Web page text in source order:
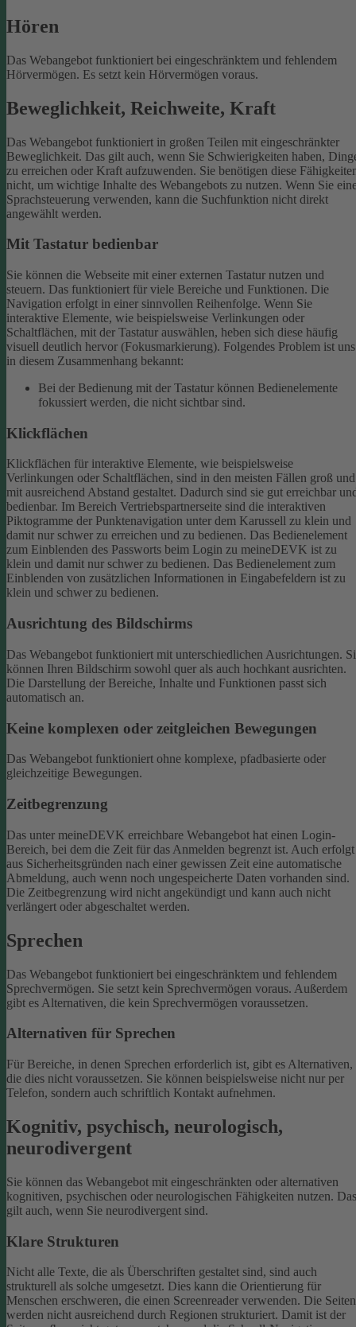
Hören
Das Webangebot funktioniert bei eingeschränktem und fehlendem
Hörvermögen. Es setzt kein Hörvermögen voraus.
Beweglichkeit, Reichweite, Kraft
Das Webangebot funktioniert in großen Teilen mit eingeschränkter
Beweglichkeit. Das gilt auch, wenn Sie Schwierigkeiten haben,
zu erreichen oder Kraft aufzuwenden. Sie benötigen diese
nicht, um wichtige Inhalte des Webangebots zu nutzen. Wenn Sie
Sprachsteuerung verwenden, kann die Suchfunktion nicht direkt
angewählt werden.
Mit Tastatur bedienbar
Sie können die Webseite mit einer externen Tastatur nutzen und
steuern. Das funktioniert für viele Bereiche und Funktionen. Die
Navigation erfolgt in einer sinnvollen Reihenfolge. Wenn Sie
interaktive Elemente, wie beispielsweise Verlinkungen oder
Schaltflächen, mit der Tastatur auswählen, heben sich diese häufig
visuell deutlich hervor (Fokusmarkierung). Folgendes Problem ist uns
in diesem Zusammenhang bekannt:
Bei der Bedienung mit der Tastatur können Bedienelemente
fokussiert werden, die nicht sichtbar sind.
Klickflächen
Klickflächen für interaktive Elemente, wie beispielsweise
Verlinkungen oder Schaltflächen, sind in den meisten Fällen groß und
mit ausreichend Abstand gestaltet. Dadurch sind sie gut erreichbar
bedienbar. Im Bereich Vertriebspartnerseite sind die interaktiven
Piktogramme der Punktenavigation unter dem Karussell zu klein und
damit nur schwer zu erreichen und zu bedienen. Das Bedienelement
zum Einblenden des Passworts beim Login zu meineDEVK ist zu
klein und damit nur schwer zu bedienen. Das Bedienelement zum
Einblenden von zusätzlichen Informationen in Eingabefeldern ist zu
klein und schwer zu bedienen.
Ausrichtung des Bildschirms
Das Webangebot funktioniert mit unterschiedlichen Ausrichtungen.
können Ihren Bildschirm sowohl quer als auch hochkant ausrichten.
Die Darstellung der Bereiche, Inhalte und Funktionen passt sich
automatisch an.
Keine komplexen oder zeitgleichen Bewegungen
Das Webangebot funktioniert ohne komplexe, pfadbasierte oder
gleichzeitige Bewegungen.
Zeitbegrenzung
Das unter meineDEVK erreichbare Webangebot hat einen Login-
Bereich, bei dem die Zeit für das Anmelden begrenzt ist. Auch erfolgt
aus Sicherheitsgründen nach einer gewissen Zeit eine automatische
Abmeldung, auch wenn noch ungespeicherte Daten vorhanden sind.
Die Zeitbegrenzung wird nicht angekündigt und kann auch nicht
verlängert oder abgeschaltet werden.
Sprechen
Das Webangebot funktioniert bei eingeschränktem und fehlendem
Sprechvermögen. Sie setzt kein Sprechvermögen voraus. Außerdem
gibt es Alternativen, die kein Sprechvermögen voraussetzen.
Alternativen für Sprechen
Für Bereiche, in denen Sprechen erforderlich ist, gibt es Alternativen,
die dies nicht voraussetzen. Sie können beispielsweise nicht nur per
Telefon, sondern auch schriftlich Kontakt aufnehmen.
Kognitiv, psychisch, neurologisch,
neurodivergent
Sie können das Webangebot mit eingeschränkten oder alternativen
kognitiven, psychischen oder neurologischen Fähigkeiten nutzen. Das
gilt auch, wenn Sie neurodivergent sind.
Klare Strukturen
Nicht alle Texte, die als Überschriften gestaltet sind, sind auch
strukturell als solche umgesetzt. Dies kann die Orientierung für
Menschen erschweren, die einen Screenreader verwenden. Die Seiten
werden nicht ausreichend durch Regionen strukturiert. Damit ist der